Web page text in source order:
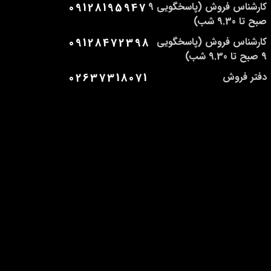
کارشناس فروش (پاسخگویی 9
صبح تا 9.30 شب)
09128195947
کارشناس فروش (پاسخگویی
9 صبح تا 9.30 شب)
09128472398
دفتر فروش 02637318071